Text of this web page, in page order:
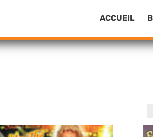
ACCUEIL